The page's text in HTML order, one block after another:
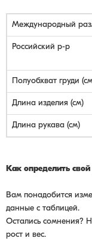
Международный
Российский р-р
Полуобхват груди
Длина изделия (см)
Длина рукава (см)
Как определить свой
Вам понадобится
данные с таблицей.
Остались сомнения?
рост и вес.